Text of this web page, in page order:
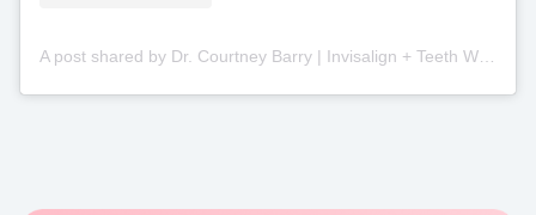
A post shared by Dr. Courtney Barry | Invisalign + Teeth Whitening + Botox